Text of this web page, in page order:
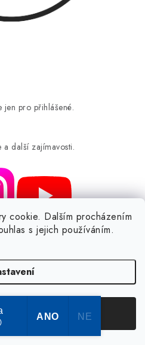
cookie. Dalším procházením
s jejich používáním.
jen pro přihlášené.
a další zajímavosti.
48, 259 01 Olbramovice -
prodávající povinen vystavit
tržbu u správce daně online; v
nejpozději do 48 hodin.
| webdesign
ANO NE